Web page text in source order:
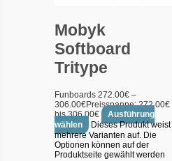
Mobyk
Softboard
Tritype
Funboards272.00€ –
306.00€Preisspanne: 272.00€
bis 306.00€
Ausführung
wählen
Dieses Produkt weist
mehrere Varianten auf. Die
Optionen können auf der
Produktseite gewählt werden